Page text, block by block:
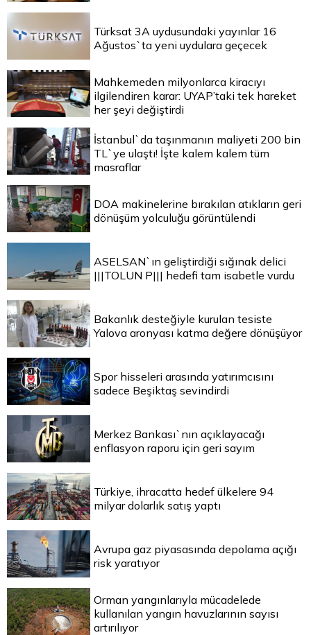
Türksat 3A uydusundaki yayınlar 16
Ağustos`ta yeni uydulara geçecek
Mahkemeden milyonlarca kiracıyı
ilgilendiren karar: UYAP’taki tek hareket
her şeyi değiştirdi
İstanbul`da taşınmanın maliyeti 200 bin
TL`ye ulaştı! İşte kalem kalem tüm
masraflar
DOA makinelerine bırakılan atıkların geri
dönüşüm yolculuğu görüntülendi
ASELSAN`ın geliştirdiği sığınak delici
|||TOLUN P||| hedefi tam isabetle vurdu
Bakanlık desteğiyle kurulan tesiste
Yalova aronyası katma değere dönüşüyor
Spor hisseleri arasında yatırımcısını
sadece Beşiktaş sevindirdi
Merkez Bankası`nın açıklayacağı
enflasyon raporu için geri sayım
Türkiye, ihracatta hedef ülkelere 94
milyar dolarlık satış yaptı
Avrupa gaz piyasasında depolama açığı
risk yaratıyor
Orman yangınlarıyla mücadelede
kullanılan yangın havuzlarının sayısı
artırılıyor